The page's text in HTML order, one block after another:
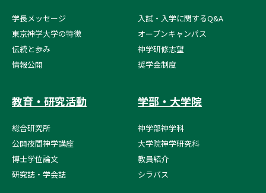
学長メッセージ
東京神学大学の特徴
伝統と歩み
情報公開
入試・入学に関するQ&A
オープンキャンパス
神学研修志望
奨学金制度
教育・研究活動
総合研究所
公開夜間神学講座
博士学位論文
研究誌・学会誌
学部・大学院
神学部神学科
大学院神学研究科
教員紹介
シラバス